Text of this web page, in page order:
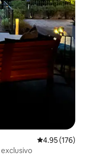
Calificación
4.95 (176)